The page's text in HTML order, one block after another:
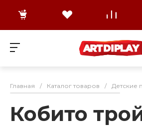
Главная / Каталог товаров / Детские
Кобито